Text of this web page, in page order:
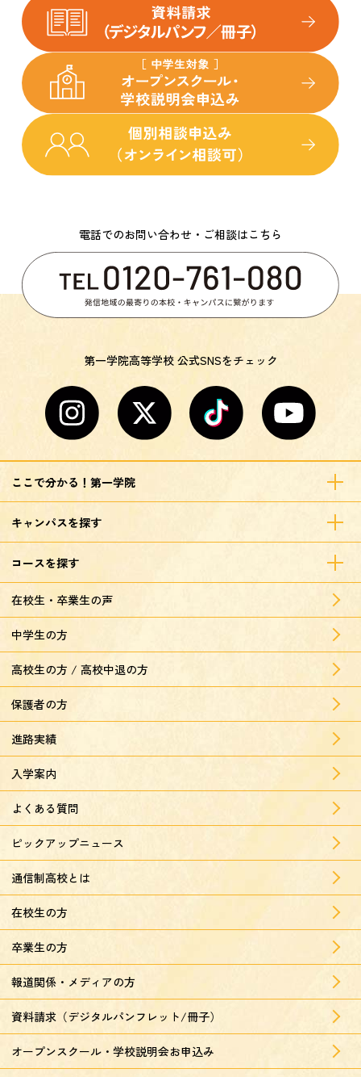
電話でのお問い合わせ・ご相談はこちら
第一学院高等学校 公式SNSをチェック
ここで分かる！第一学院
キャンパスを探す
コースを探す
在校生・卒業生の声
中学生の方
高校生の方 / 高校中退の方
保護者の方
進路実績
入学案内
よくある質問
ピックアップニュース
通信制高校とは
在校生の方
卒業生の方
報道関係・メディアの方
資料請求（デジタルパンフレット/冊子）
オープンスクール・学校説明会お申込み